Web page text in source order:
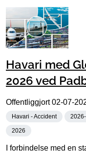
Havari med
2026 ved
Offentliggjort02-07-
Havari - Accident
2026
I forbindelse med en